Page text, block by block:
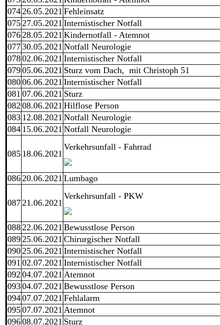
07426.05.2021 Fehleinsatz
07527.05.2021 Internistischer Notfall
07628.05.2021 Kindernotfall - Atemnot
07730.05.2021 Notfall Neurologie
07802.06.2021 Internistischer Notfall
07905.06.2021 Sturz vom Dach, mit Christoph 51
08006.06.2021 Internistischer Notfall
081 07.06.2021 Sturz
082 08.06.2021 Hilflose Person
083 12.08.2021 Notfall Neurologie
084 15.06.2021 Notfall Neurologie
085 18.06.2021
Verkehrsunfall - Fahrrad
08620.06.2021 Lumbago
08721.06.2021
Verkehrsunfall - PKW
08822.06.2021 Bewusstlose Person
08925.06.2021 Chirurgischer Notfall
09025.06.2021 Internistischer Notfall
091 02.07.2021 Internistischer Notfall
092 04.07.2021 Atemnot
09304.07.2021 Bewusstlose Person
09407.07.2021 Fehlalarm
09507.07.2021 Atemnot
09608.07.2021 Sturz